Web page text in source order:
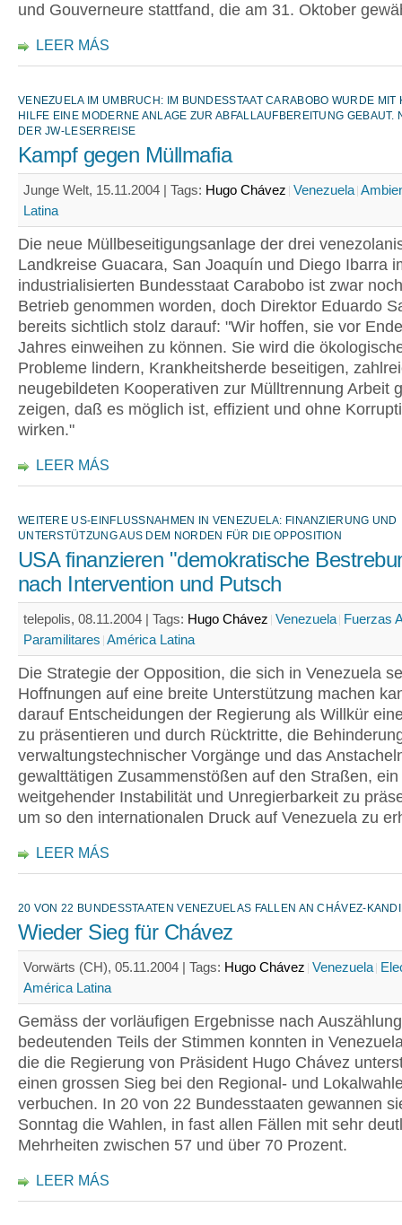
und Gouverneure stattfand, die am 31. Oktober
LEER MÁS
VENEZUELA IM UMBRUCH: IM BUNDESSTAAT CARABOBO WURDE MIT
HILFE EINE MODERNE ANLAGE ZUR ABFALLAUFBEREITUNG GEBAUT.
DER JW-LESERREISE
Kampf gegen Müllmafia
Junge Welt, 15.11.2004 | Tags: Hugo Chávez Venezuela
Latina
Die neue Müllbeseitigungsanlage der drei
Landkreise Guacara, San Joaquín und Diego Ibarra
industrialisierten Bundesstaat Carabobo ist zwar
Betrieb genommen worden, doch Direktor Eduardo
bereits sichtlich stolz darauf: "Wir hoffen, sie vor
Jahres einweihen zu können. Sie wird die
Probleme lindern, Krankheitsherde beseitigen,
neugebildeten Kooperativen zur Mülltrennung Arbeit
zeigen, daß es möglich ist, effizient und ohne
wirken."
LEER MÁS
WEITERE US-EINFLUSSNAHMEN IN VENEZUELA: FINANZIERUNG UND
UNTERSTÜTZUNG AUS DEM NORDEN FÜR DIE OPPOSITION
USA finanzieren "demokratische
nach Intervention und Putsch
telepolis, 08.11.2004 | Tags: Hugo Chávez Venezuela Fuerzas
Paramilitares América Latina
Die Strategie der Opposition, die sich in Venezuela
Hoffnungen auf eine breite Unterstützung machen
darauf Entscheidungen der Regierung als Willkür
zu präsentieren und durch Rücktritte, die
verwaltungstechnischer Vorgänge und das
gewalttätigen Zusammenstößen auf den Straßen, ein
weitgehender Instabilität und Unregierbarkeit zu
um so den internationalen Druck auf Venezuela zu
LEER MÁS
20 VON 22 BUNDESSTAATEN VENEZUELAS FALLEN AN CHÁVEZ-
Wieder Sieg für Chávez
Vorwärts (CH), 05.11.2004 | Tags: Hugo Chávez Venezuela
América Latina
Gemäss der vorläufigen Ergebnisse nach
bedeutenden Teils der Stimmen konnten in
die die Regierung von Präsident Hugo Chávez
einen grossen Sieg bei den Regional- und
verbuchen. In 20 von 22 Bundesstaaten gewannen
Sonntag die Wahlen, in fast allen Fällen mit sehr
Mehrheiten zwischen 57 und über 70 Prozent.
LEER MÁS